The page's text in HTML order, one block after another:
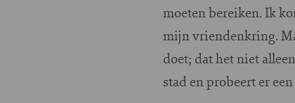
moeten bereiken. Ik
mijn vriendenkring.
doet; dat het niet
stad en probeert er